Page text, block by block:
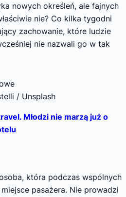
nowych określeń, ale fajnych
nie? Co kilka tygodni
zachowanie, które ludzie
nie nazwali go w tak
/ Unsplash
Młodzi nie marzą już o
która podczas wspólnych
pasażera. Nie prowadzi